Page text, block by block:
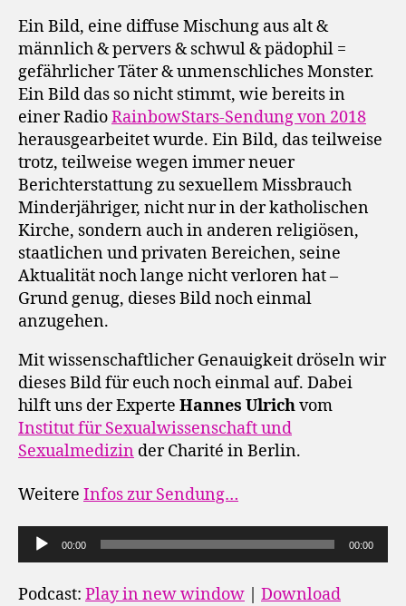
Ein Bild, eine diffuse Mischung aus alt &
männlich & pervers & schwul & pädophil =
gefährlicher Täter & unmenschliches Monster.
Ein Bild das so nicht stimmt, wie bereits in
einer RadioRainbowStars-Sendung von 2018
herausgearbeitet wurde. Ein Bild, das teilweise
trotz, teilweise wegen immer neuer
Berichterstattung zu sexuellem Missbrauch
Minderjähriger, nicht nur in der katholischen
Kirche, sondern auch in anderen religiösen,
staatlichen und privaten Bereichen, seine
Aktualität noch lange nicht verloren hat –
Grund genug, dieses Bild noch einmal
anzugehen.
Mit wissenschaftlicher Genauigkeit dröseln wir
dieses Bild für euch noch einmal auf. Dabei
hilft uns der Experte Hannes Ulrichvom
Institut für Sexualwissenschaft und
Sexualmedizin der Charité in Berlin.
Weitere Infos zur Sendung…
u
d
00:00 00:00
Podcast: Play in new window Download